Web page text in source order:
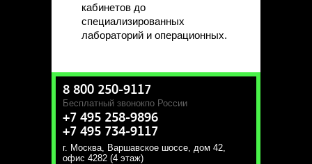
кабинетов до
специализированных
лабораторий и операционных.
8 800 250-9117
Бесплатный звонокпо России
+7 495 258-9896
+7 495 734-9117
г. Москва, Варшавское шоссе, дом 42,
офис 4282 (4 этаж)